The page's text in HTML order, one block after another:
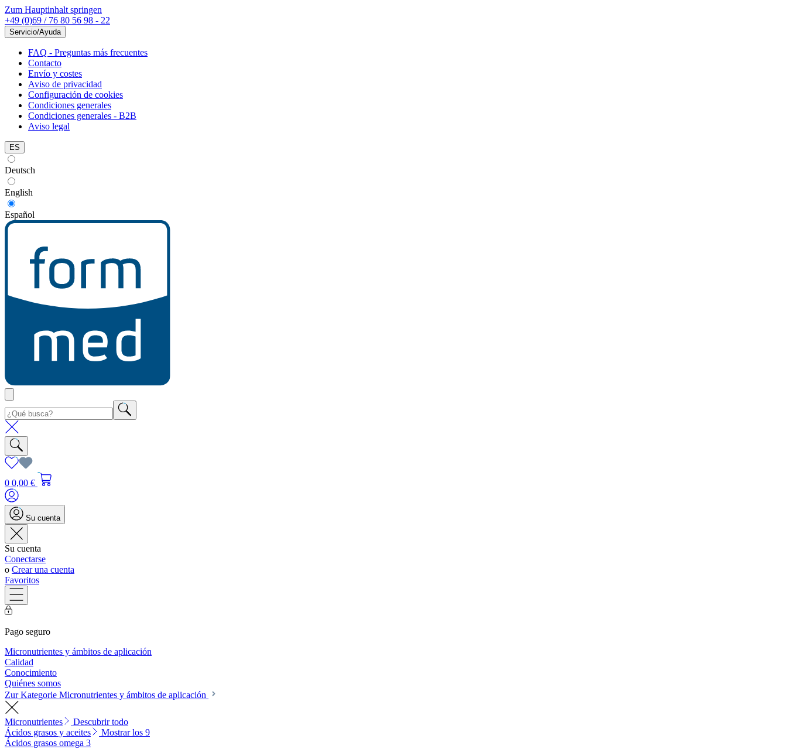
Zum Hauptinhalt springen
+49 (0)69 / 76 80 56 98 - 22
Servicio/Ayuda
FAQ - Preguntas más frecuentes
Contacto
Envío y costes
Aviso de privacidad
Configuración de cookies
Condiciones generales
Condiciones generales - B2B
Aviso legal
ES
Deutsch
English
Español
0 0,00 €
Su cuenta
Su cuenta
Conectarse
o Crear una cuenta
Favoritos
Pago seguro
Micronutrientes y ámbitos de aplicación
Calidad
Conocimiento
Quiénes somos
Zur Kategorie Micronutrientes y ámbitos de aplicación
Micronutrientes
Descubrir todo
Ácidos grasos y aceites
Mostrar los 9
Ácidos grasos omega 3